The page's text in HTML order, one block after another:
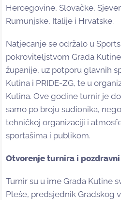
Hercegovine, Slovačke,
Rumunjske, Italije i Hrvatske.
Natjecanje se održalo u
pokroviteljstvom Grada
županije, uz potporu glavnih
Kutina i PRIDE-ZG, te u
Kutina. Ove godine turnir je
samo po broju sudionika,
tehničkoj organizaciji i
sportašima i publikom.
Otvorenje turnira i
Turnir su u ime Grada Kutine
Pleše, predsjednik Gradskog